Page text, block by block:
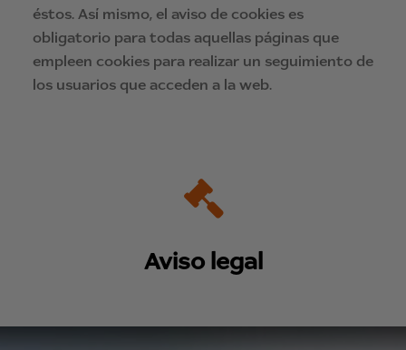
éstos. Así mismo, el aviso de cookies es
obligatorio para todas aquellas páginas que
empleen cookies para realizar un seguimiento de
los usuarios que acceden a la web.
Aviso legal